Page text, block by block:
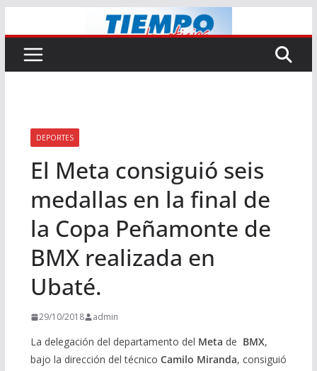
al
contenido
DEPORTES
El Meta consiguió seis
medallas en la final de
la Copa Peñamonte de
BMX realizada en
Ubaté.
29/10/2018 admin
La delegación del departamento del Meta de BMX,
bajo la dirección del técnico Camilo Miranda, consiguió